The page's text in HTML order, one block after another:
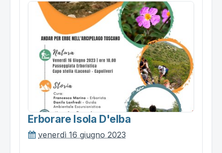
Erborare Isola D'elba
venerdì 16 giugno 2023